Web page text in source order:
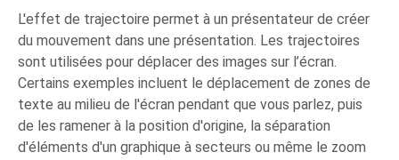
L'effet de trajectoire permet à un présentateur de créer
du mouvement dans une présentation. Les trajectoires
sont utilisées pour déplacer des images sur l’écran.
Certains exemples incluent le déplacement de zones de
texte au milieu de l'écran pendant que vous parlez, puis
de les ramener à la position d'origine, la séparation
d'éléments d'un graphique à secteurs ou même le zoom